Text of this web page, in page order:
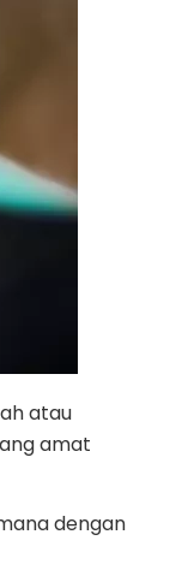
atau
amat
dengan